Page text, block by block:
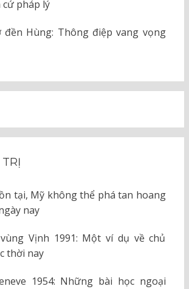
cứ pháp lý
đền Hùng: Thông điệp vang vọng
tại, Mỹ không thể phá tan hoang
nay
Vịnh 1991: Một ví dụ về chủ
thời nay
1954: Những bài học ngoại